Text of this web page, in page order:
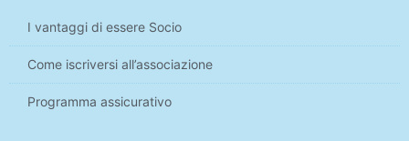
I vantaggi di essere Socio
Come iscriversi all’associazione
Programma assicurativo